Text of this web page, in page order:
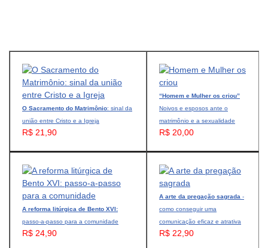
O Sacramento do Matrimônio: sinal da
união entre Cristo e a Igreja
R$ 21,90
“Homem e Mulher os criou”
Noivos e esposos ante o
matrimônio e a sexualidade
R$ 20,00
A reforma litúrgica de Bento XVI:
passo-a-passo para a comunidade
R$ 24,90
A arte da pregação sagrada -
como conseguir uma
comunicação eficaz e atrativa
R$ 22,90